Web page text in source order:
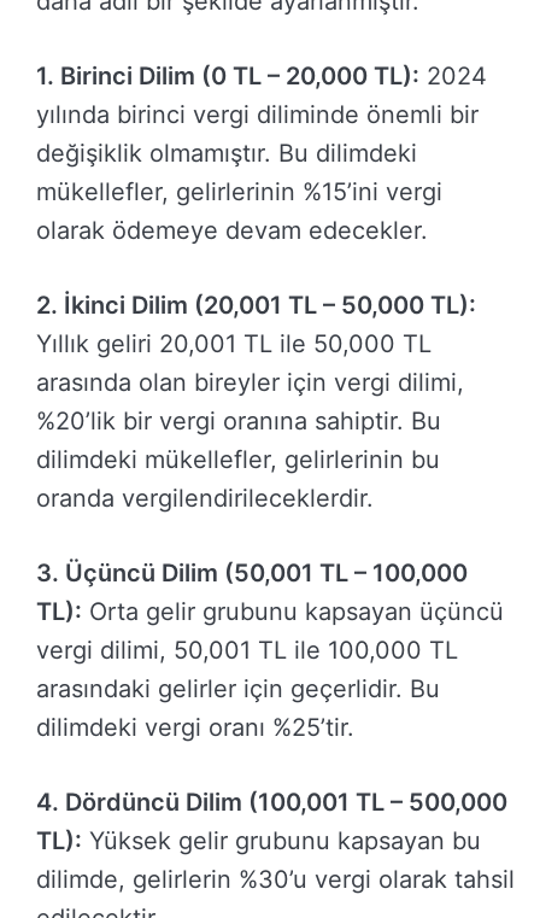
1. Birinci Dilim (0 TL – 20,000 TL): 2024
yılında birinci vergi diliminde önemli bir
değişiklik olmamıştır. Bu dilimdeki
mükellefler, gelirlerinin %15’ini vergi
olarak ödemeye devam edecekler.
2. İkinci Dilim (20,001 TL – 50,000 TL):
Yıllık geliri 20,001 TL ile 50,000 TL
arasında olan bireyler için vergi dilimi,
%20’lik bir vergi oranına sahiptir. Bu
dilimdeki mükellefler, gelirlerinin bu
oranda vergilendirileceklerdir.
3. Üçüncü Dilim (50,001 TL – 100,000
TL): Orta gelir grubunu kapsayan üçüncü
vergi dilimi, 50,001 TL ile 100,000 TL
arasındaki gelirler için geçerlidir. Bu
dilimdeki vergi oranı %25’tir.
4. Dördüncü Dilim (100,001 TL – 500,000
TL): Yüksek gelir grubunu kapsayan bu
dilimde, gelirlerin %30’u vergi olarak tahsil